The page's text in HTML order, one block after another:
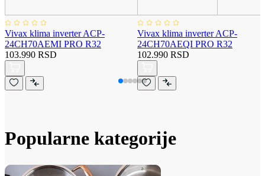
Vivax klima inverter ACP-
24CH70AEMI PRO R32
103.990 RSD
Vivax klima inverter ACP-
24CH70AEQI PRO R32
102.990 RSD
Popularne kategorije